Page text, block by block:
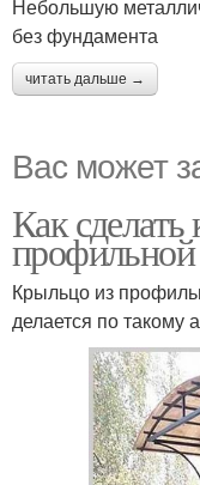
Небольшую
без фундамента
читать дальше →
Вас может
Как
Крыльцо из
делается по такому